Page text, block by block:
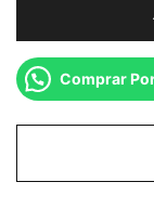
Comprar